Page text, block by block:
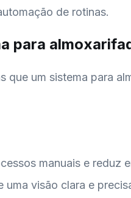
de rotinas.
para
que um sistema para
manuais e reduz
visão clara e